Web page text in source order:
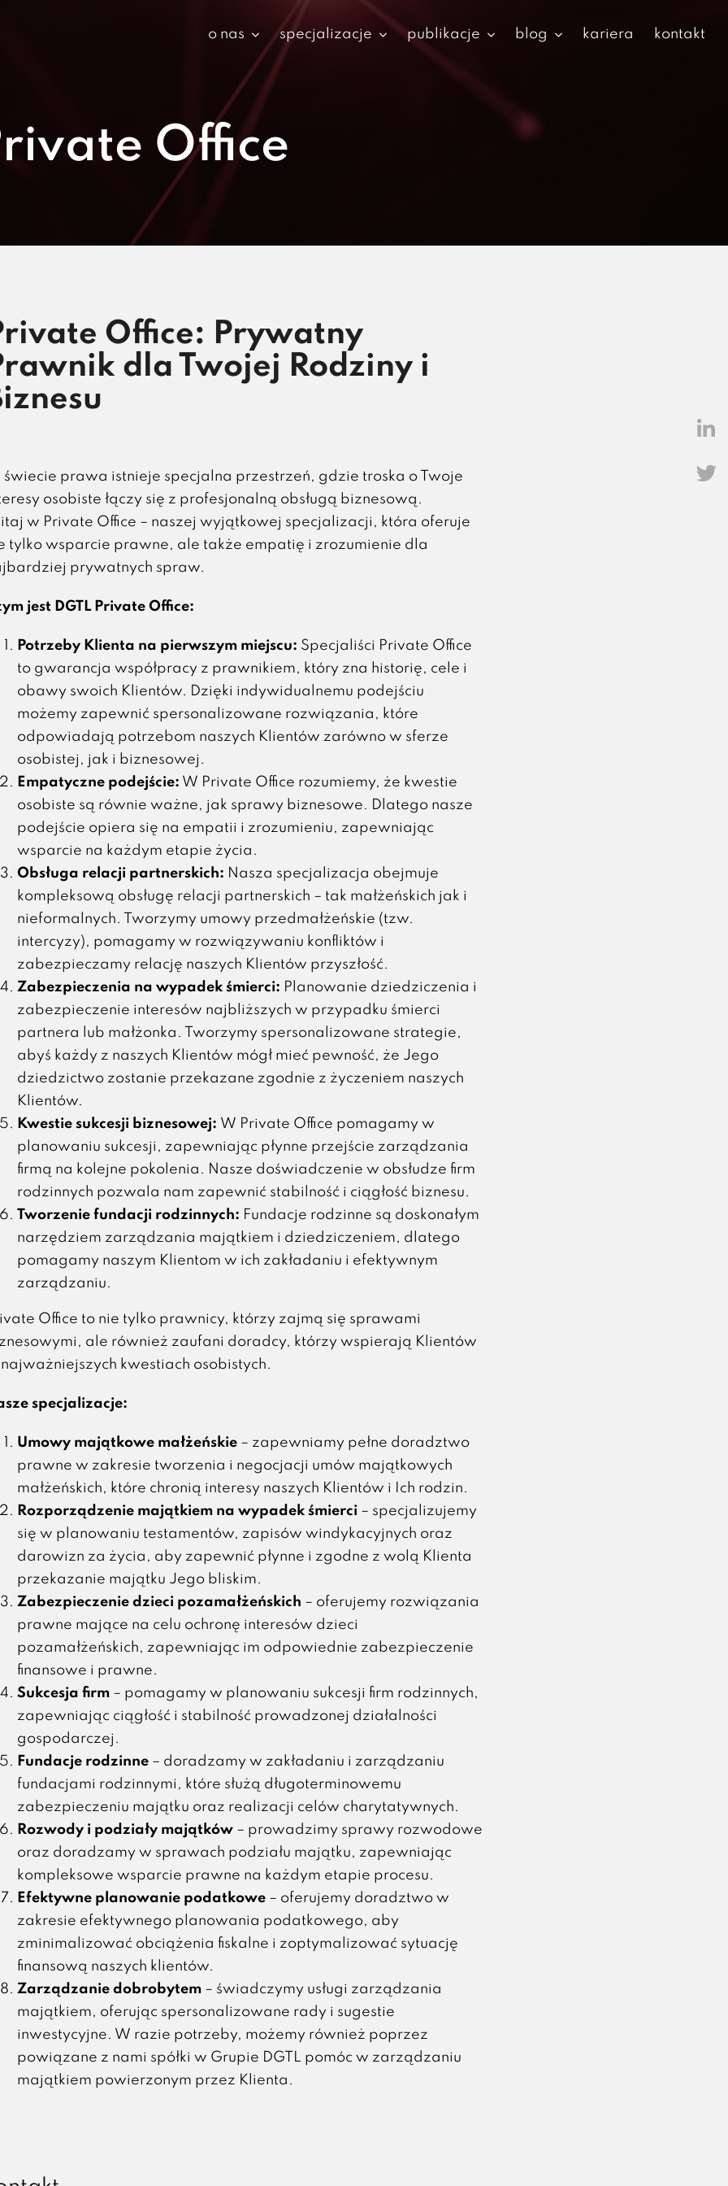
o nas specjalizacje publikacje blog kariera kontakt
Office
Office: Prywatny
dla Twojej Rodziny i
świecie prawa istnieje specjalna przestrzeń, gdzie troska o Twoje
osobiste łączy się z profesjonalną obsługą biznesową.
w Private Office – naszej wyjątkowej specjalizacji, która oferuje
tylko wsparcie prawne, ale także empatię i zrozumienie dla
prywatnych spraw.
jest DGTL Private Office:
Potrzeby Klienta na pierwszym miejscu: Specjaliści Private Office
to gwarancja współpracy z prawnikiem, który zna historię, cele i
obawy swoich Klientów. Dzięki indywidualnemu podejściu
możemy zapewnić spersonalizowane rozwiązania, które
odpowiadają potrzebom naszych Klientów zarówno w sferze
osobistej, jak i biznesowej.
Empatyczne podejście: W Private Office rozumiemy, że kwestie
osobiste są równie ważne, jak sprawy biznesowe. Dlatego nasze
podejście opiera się na empatii i zrozumieniu, zapewniając
wsparcie na każdym etapie życia.
Obsługa relacji partnerskich: Nasza specjalizacja obejmuje
kompleksową obsługę relacji partnerskich – tak małżeńskich jak i
nieformalnych. Tworzymy umowy przedmałżeńskie (tzw.
intercyzy), pomagamy w rozwiązywaniu konfliktów i
zabezpieczamy relację naszych Klientów przyszłość.
Zabezpieczenia na wypadek śmierci: Planowanie dziedziczenia i
zabezpieczenie interesów najbliższych w przypadku śmierci
partnera lub małżonka. Tworzymy spersonalizowane strategie,
abyś każdy z naszych Klientów mógł mieć pewność, że Jego
dziedzictwo zostanie przekazane zgodnie z życzeniem naszych
Klientów.
Kwestie sukcesji biznesowej: W Private Office pomagamy w
planowaniu sukcesji, zapewniając płynne przejście zarządzania
firmą na kolejne pokolenia. Nasze doświadczenie w obsłudze firm
rodzinnych pozwala nam zapewnić stabilność i ciągłość biznesu.
Tworzenie fundacji rodzinnych: Fundacje rodzinne są doskonałym
narzędziem zarządzania majątkiem i dziedziczeniem, dlatego
pomagamy naszym Klientom w ich zakładaniu i efektywnym
zarządzaniu.
Office to nie tylko prawnicy, którzy zajmą się sprawami
ale również zaufani doradcy, którzy wspierają Klientów
kwestiach osobistych.
specjalizacje:
Umowy majątkowe małżeńskie– zapewniamy pełne doradztwo
prawne w zakresie tworzenia i negocjacji umów majątkowych
małżeńskich, które chronią interesy naszych Klientów i Ich rodzin.
Rozporządzenie majątkiem na wypadek śmierci – specjalizujemy
się w planowaniu testamentów, zapisów windykacyjnych oraz
darowizn za życia, aby zapewnić płynne i zgodne z wolą Klienta
przekazanie majątku Jego bliskim.
Zabezpieczenie dzieci pozamałżeńskich – oferujemy rozwiązania
prawne mające na celu ochronę interesów dzieci
pozamałżeńskich, zapewniając im odpowiednie zabezpieczenie
finansowe i prawne.
Sukcesja firm– pomagamy w planowaniu sukcesji firm rodzinnych,
zapewniając ciągłość i stabilność prowadzonej działalności
gospodarczej.
Fundacje rodzinne– doradzamy w zakładaniu i zarządzaniu
fundacjami rodzinnymi, które służą długoterminowemu
zabezpieczeniu majątku oraz realizacji celów charytatywnych.
Rozwody i podziały majątków– prowadzimy sprawy rozwodowe
oraz doradzamy w sprawach podziału majątku, zapewniając
kompleksowe wsparcie prawne na każdym etapie procesu.
Efektywne planowanie podatkowe– oferujemy doradztwo w
zakresie efektywnego planowania podatkowego, aby
zminimalizować obciążenia fiskalne i zoptymalizować sytuację
finansową naszych klientów.
Zarządzanie dobrobytem– świadczymy usługi zarządzania
majątkiem, oferując spersonalizowane rady i sugestie
inwestycyjne. W razie potrzeby, możemy również poprzez
powiązane z nami spółki w Grupie DGTL pomóc w zarządzaniu
majątkiem powierzonym przez Klienta.